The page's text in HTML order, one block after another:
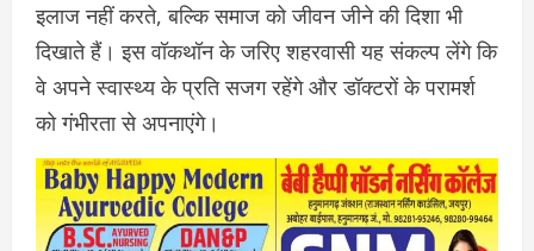
इलाज नहीं करते, बल्कि समाज को जीवन जीने की दिशा भी
दिखाते हैं। इस वॉकथॉन के जरिए शहरवासी यह संकल्प लेंगे कि
वे अपने स्वास्थ्य के प्रति सजग रहेंगे और डॉक्टरों के परामर्श
को गंभीरता से अपनाएंगे।